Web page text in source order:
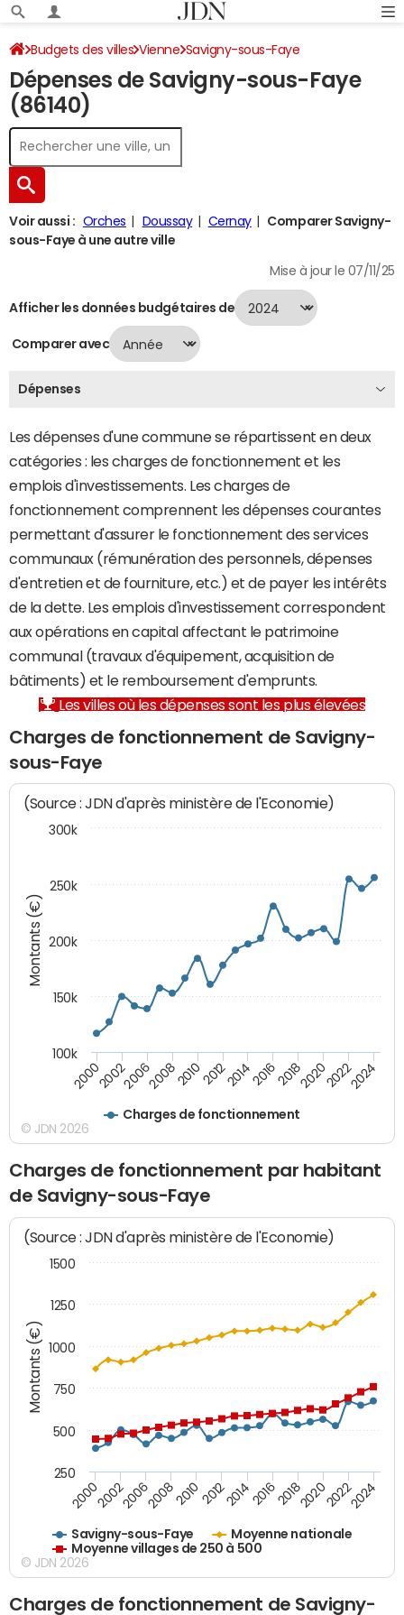
Budgets des villes Vienne Savigny-sous-Faye
Dépenses 2024
Dépenses de Savigny-sous-Faye
(86140)
Voir aussi : Orches Doussay Cernay
Comparer Savigny-
sous-Faye à une autre ville
Mise à jour le 07/11/25
Afficher les données budgétaires de
Comparer avec
Dépenses
Les dépenses d'une commune se répartissent en deux
catégories : les charges de fonctionnement et les
emplois d'investissements. Les charges de
fonctionnement comprennent les dépenses courantes
permettant d'assurer le fonctionnement des services
communaux (rémunération des personnels, dépenses
d'entretien et de fourniture, etc.) et de payer les intérêts
de la dette. Les emplois d'investissement correspondent
aux opérations en capital affectant le patrimoine
communal (travaux d'équipement, acquisition de
bâtiments) et le remboursement d'emprunts.
Les villes où les dépenses sont les plus élevées
Charges de fonctionnement de Savigny-
sous-Faye
Montants (€)
(Source : JDN d'après ministère de l'Economie)
Charges de fonctionnement
200020022006200820102012201420162018202020222024
100k
150k
200k
250k
300k
© JDN 2026
Charges de fonctionnement par habitant
de Savigny-sous-Faye
Montants (€)
(Source : JDN d'après ministère de l'Economie)
Savigny-sous-Faye
Moyenne nationale
Moyenne villages de 250 à 500
200020022006200820102012201420162018202020222024
250
500
750
1000
1250
1500
© JDN 2026
Charges de fonctionnement de Savigny-